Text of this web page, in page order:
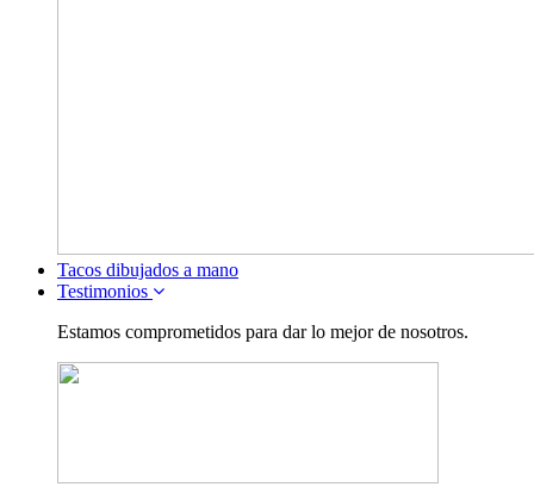
Tacos dibujados a mano
Testimonios
Estamos comprometidos para dar lo mejor de nosotros.